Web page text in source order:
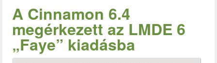
A Cinnamon 6.4
megérkezett az LMDE 6
„Faye” kiadásba